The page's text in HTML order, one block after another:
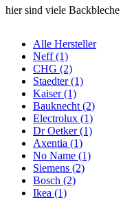
hier sind viele Backbleche
Alle Hersteller
Neff (1)
CHG (2)
Staedter (1)
Kaiser (1)
Bauknecht (2)
Electrolux (1)
Dr Oetker (1)
Axentia (1)
No Name (1)
Siemens (2)
Bosch (2)
Ikea (1)